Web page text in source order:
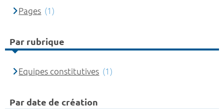
Pages (1)
Par rubrique
Equipes constitutives (1)
Par date de création